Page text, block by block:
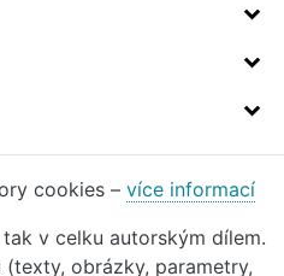
cookies – více informací
v celku autorským dílem.
obrázky, parametry,